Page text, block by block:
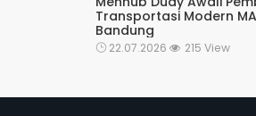
Transportasi Modern
Bandung
22.07.2026 215 View